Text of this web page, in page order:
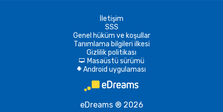
İletişim
SSS
Genel hüküm ve koşullar
Tanımlama bilgileri ilkesi
Gizlilik politikası
d Masaüstü sürümü
A Android uygulaması
eDreams ® 2026